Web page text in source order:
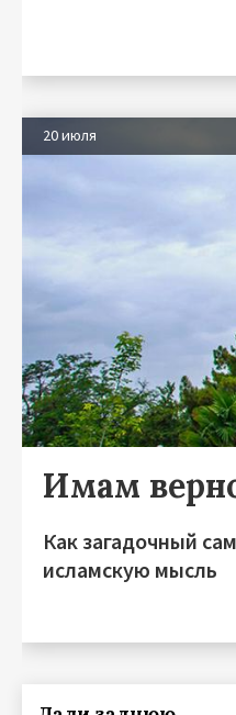
20 июля
Имам
Как загадочный
исламскую мысль